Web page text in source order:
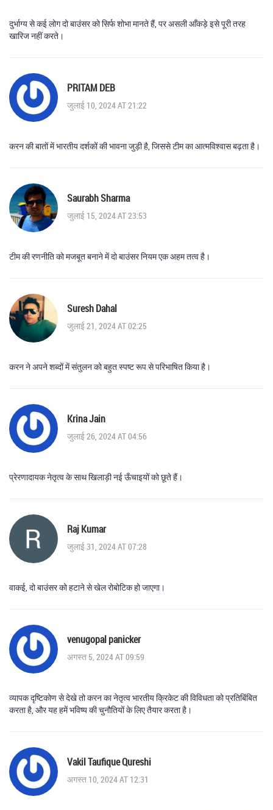
दुर्भाग्य से कई लोग दो बाउंसर को सिर्फ शोभा मानते हैं, पर असली आँकड़े इसे पूरी तरह
खारिज नहीं करते।
PRITAM DEB
जुलाई 10, 2024 AT 21:22
करन की बातों में भारतीय दर्शकों की भावना जुड़ी है, जिससे टीम का आत्मविश्वास बढ़ता है।
Saurabh Sharma
जुलाई 15, 2024 AT 23:53
टीम की रणनीति को मजबूत बनाने में दो बाउंसर नियम एक अहम तत्व है।
Suresh Dahal
जुलाई 21, 2024 AT 02:25
करन ने अपने शब्दों में संतुलन को बहुत स्पष्ट रूप से परिभाषित किया है।
Krina Jain
जुलाई 26, 2024 AT 04:56
प्रेरणादायक नेतृत्व के साथ खिलाड़ी नई ऊँचाइयों को छूते हैं।
Raj Kumar
जुलाई 31, 2024 AT 07:28
वाकई, दो बाउंसर को हटाने से खेल रोबोटिक हो जाएगा।
venugopal panicker
अगस्त 5, 2024 AT 09:59
व्यापक दृष्टिकोण से देखे तो करन का नेतृत्व भारतीय क्रिकेट की विविधता को प्रतिबिंबित
करता है, और यह हमें भविष्य की चुनौतियों के लिए तैयार करता है।
Vakil Taufique Qureshi
अगस्त 10, 2024 AT 12:31